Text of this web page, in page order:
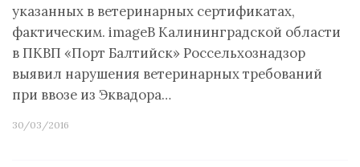
указанных в ветеринарных сертификатах,
фактическим. imageВ Калининградской области
в ПКВП «Порт Балтийск» Россельхознадзор
выявил нарушения ветеринарных требований
при ввозе из Эквадора…
30/03/2016